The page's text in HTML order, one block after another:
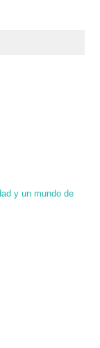
y un mundo de